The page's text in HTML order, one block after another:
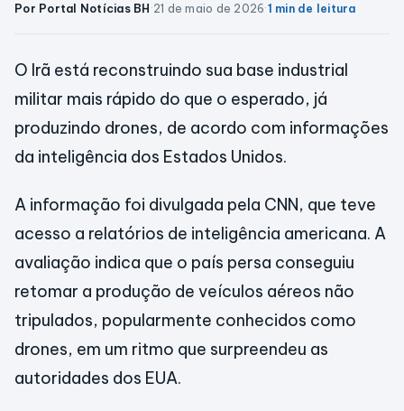
Por Portal Notícias BH·21 de maio de 2026·1 min de leitura
O Irã está reconstruindo sua base industrial
militar mais rápido do que o esperado, já
produzindo drones, de acordo com informações
da inteligência dos Estados Unidos.
A informação foi divulgada pela CNN, que teve
acesso a relatórios de inteligência americana. A
avaliação indica que o país persa conseguiu
retomar a produção de veículos aéreos não
tripulados, popularmente conhecidos como
drones, em um ritmo que surpreendeu as
autoridades dos EUA.